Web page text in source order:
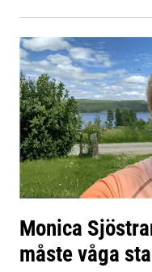
Monica
måste våga